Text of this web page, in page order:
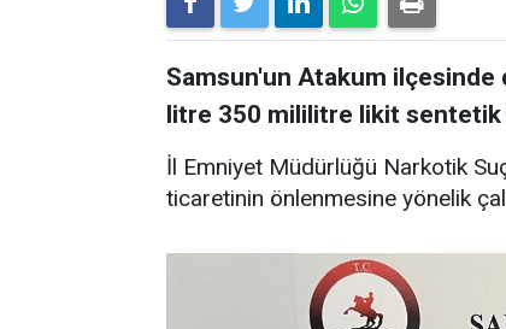
Samsun'un Atakum
litre 350 mililitre likit
İl Emniyet Müdürlüğü Narkotik
ticaretinin önlenmesine yönelik